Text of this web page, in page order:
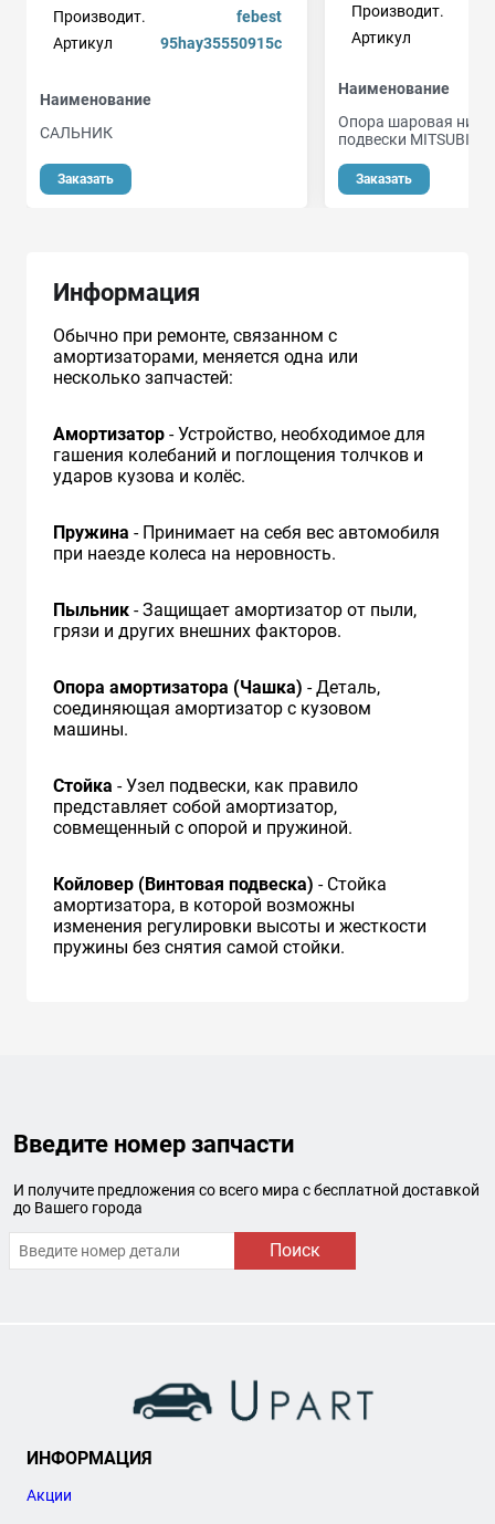
Производит.
febest
Артикул
95hay35550915c
Наименование
САЛЬНИК
Заказать
Производит.
Артикул
Наименование
Опора шаровая
подвески MITSUBISHI
Заказать
Информация
Обычно при ремонте, связанном с
амортизаторами, меняется одна или
несколько запчастей:
Амортизатор - Устройство, необходимое для
гашения колебаний и поглощения толчков и
ударов кузова и колёс.
Пружина - Принимает на себя вес автомобиля
при наезде колеса на неровность.
Пыльник - Защищает амортизатор от пыли,
грязи и других внешних факторов.
Опора амортизатора (Чашка) - Деталь,
соединяющая амортизатор с кузовом
машины.
Стойка - Узел подвески, как правило
представляет собой амортизатор,
совмещенный с опорой и пружиной.
Койловер (Винтовая подвеска) - Стойка
амортизатора, в которой возможны
изменения регулировки высоты и жесткости
пружины без снятия самой стойки.
Введите номер запчасти
И получите предложения со всего мира с бесплатной доставкой
до Вашего города
Поиск
ИНФОРМАЦИЯ
Акции